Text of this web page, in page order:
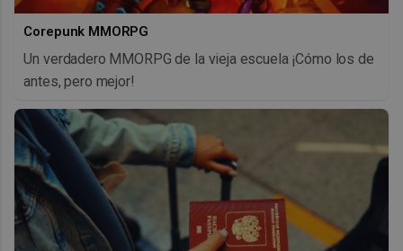
Corepunk MMORPG
Un verdadero MMORPG de la vieja escuela ¡Cómo los de
antes, pero mejor!